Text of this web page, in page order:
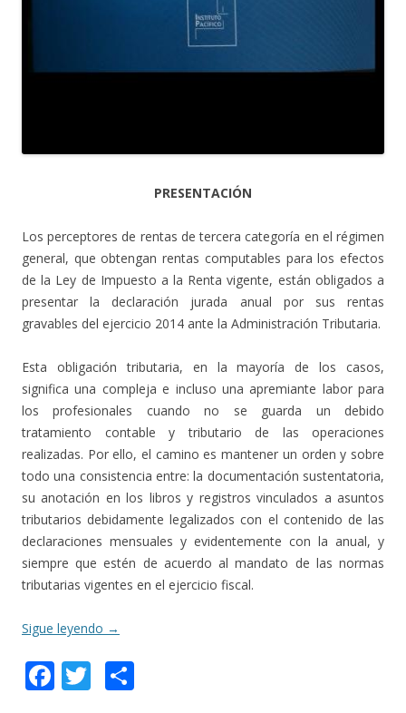
PRESENTACIÓN
Los perceptores de rentas de tercera categoría en el régimen
general, que obtengan rentas computables para los efectos
de la Ley de Impuesto a la Renta vigente, están obligados a
presentar la declaración jurada anual por sus rentas
gravables del ejercicio 2014 ante la Administración Tributaria.
Esta obligación tributaria, en la mayoría de los casos,
significa una compleja e incluso una apremiante labor para
los profesionales cuando no se guarda un debido
tratamiento contable y tributario de las operaciones
realizadas. Por ello, el camino es mantener un orden y sobre
todo una consistencia entre: la documentación sustentatoria,
su anotación en los libros y registros vinculados a asuntos
tributarios debidamente legalizados con el contenido de las
declaraciones mensuales y evidentemente con la anual, y
siempre que estén de acuerdo al mandato de las normas
tributarias vigentes en el ejercicio fiscal.
Sigue leyendo →
F T